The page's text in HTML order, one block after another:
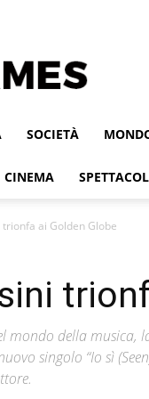
SOCIETÀ
CINEMA
trionfa ai Golden Globe
mondo della musica,
singolo “Io sì